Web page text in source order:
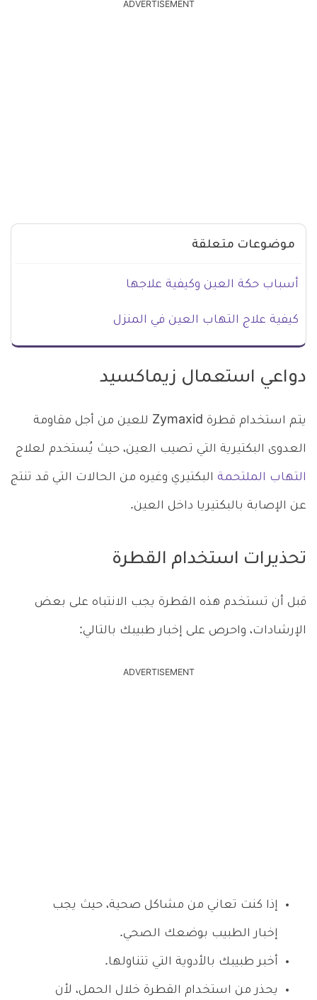
ADVERTISEMENT
موضوعات متعلقة
أسباب حكة العين وكيفية علاجها
كيفية علاج التهاب العين في المنزل
دواعي استعمال زيماكسيد
يتم استخدام قطرة Zymaxid للعين من أجل مقاومة
العدوى البكتيرية التي تصيب العين، حيث يُستخدم لعلاج
التهاب الملتحمة البكتيري وغيره من الحالات التي قد تنتج
عن الإصابة بالبكتيريا داخل العين.
تحذيرات استخدام القطرة
قبل أن تستخدم هذه القطرة يجب الانتباه على بعض
الإرشادات، واحرص على إخبار طبيبك بالتالي:
ADVERTISEMENT
إذا كنت تعاني من مشاكل صحية، حيث يجب
إخبار الطبيب بوضعك الصحي.
أخبر طبيبك بالأدوية التي تتناولها.
يحذر من استخدام القطرة خلال الحمل، لأن